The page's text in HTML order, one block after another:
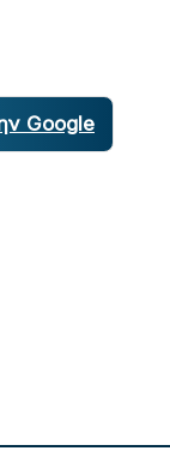
Google